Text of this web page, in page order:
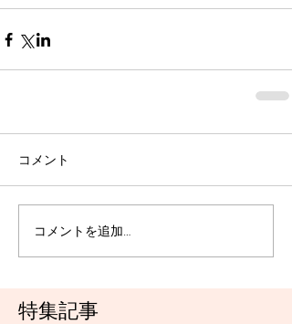
特集記事
コメント
コメントを追加…